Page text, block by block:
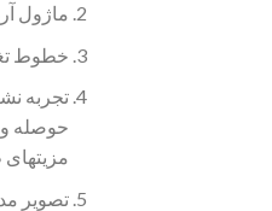
ماژول
خطوط
تجربه
حوصله
تصویر